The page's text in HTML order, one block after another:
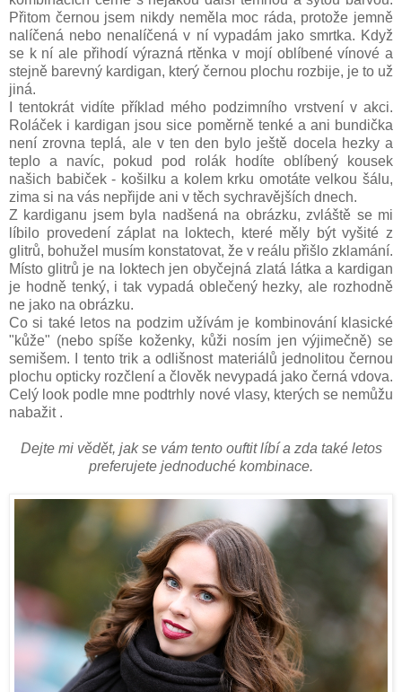
Přitom černou jsem nikdy neměla moc ráda, protože jemně
nalíčená nebo nenalíčená v ní vypadám jako smrtka. Když
se k ní ale přihodí výrazná rtěnka v mojí oblíbené vínové a
stejně barevný kardigan, který černou plochu rozbije, je to už
jiná.
I tentokrát vidíte příklad mého podzimního vrstvení v akci.
Roláček i kardigan jsou sice poměrně tenké a ani bundička
není zrovna teplá, ale v ten den bylo ještě docela hezky a
teplo a navíc, pokud pod rolák hodíte oblíbený kousek
našich babiček - košilku a kolem krku omotáte velkou šálu,
zima si na vás nepřijde ani v těch sychravějších dnech.
Z kardiganu jsem byla nadšená na obrázku, zvláště se mi
líbilo provedení záplat na loktech, které měly být vyšité z
glitrů, bohužel musím konstatovat, že v reálu přišlo zklamání.
Místo glitrů je na loktech jen obyčejná zlatá látka a kardigan
je hodně tenký, i tak vypadá oblečený hezky, ale rozhodně
ne jako na obrázku.
Co si také letos na podzim užívám je kombinování klasické
"kůže" (nebo spíše koženky, kůži nosím jen výjimečně) se
semišem. I tento trik a odlišnost materiálů jednolitou černou
plochu opticky rozčlení a člověk nevypadá jako černá vdova.
Celý look podle mne podtrhly nové vlasy, kterých se nemůžu
nabažit .
Dejte mi vědět, jak se vám tento ouftit líbí a zda také letos
preferujete jednoduché kombinace.